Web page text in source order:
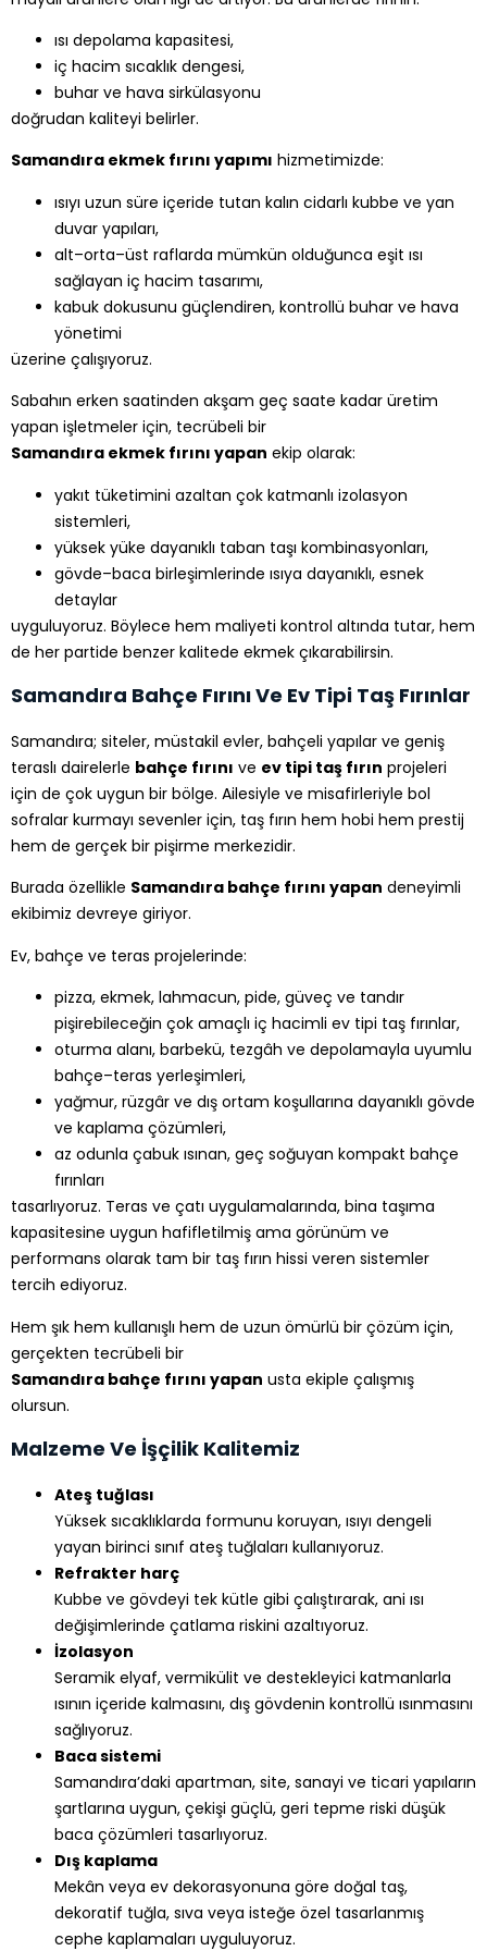
ısı depolama kapasitesi,
iç hacim sıcaklık dengesi,
buhar ve hava sirkülasyonu
doğrudan kaliteyi belirler.
Samandıra ekmek fırını yapımı hizmetimizde:
ısıyı uzun süre içeride tutan kalın cidarlı kubbe ve yan
duvar yapıları,
alt–orta–üst raflarda mümkün olduğunca eşit ısı
sağlayan iç hacim tasarımı,
kabuk dokusunu güçlendiren, kontrollü buhar ve hava
yönetimi
üzerine çalışıyoruz.
Sabahın erken saatinden akşam geç saate kadar üretim
yapan işletmeler için, tecrübeli bir
Samandıra ekmek fırını yapan ekip olarak:
yakıt tüketimini azaltan çok katmanlı izolasyon
sistemleri,
yüksek yüke dayanıklı taban taşı kombinasyonları,
gövde–baca birleşimlerinde ısıya dayanıklı, esnek
detaylar
uyguluyoruz. Böylece hem maliyeti kontrol altında tutar, hem
de her partide benzer kalitede ekmek çıkarabilirsin.
Samandıra Bahçe Fırını Ve Ev Tipi Taş Fırınlar
Samandıra; siteler, müstakil evler, bahçeli yapılar ve geniş
teraslı dairelerle bahçe fırını ve ev tipi taş fırın projeleri
için de çok uygun bir bölge. Ailesiyle ve misafirleriyle bol
sofralar kurmayı sevenler için, taş fırın hem hobi hem prestij
hem de gerçek bir pişirme merkezidir.
Burada özellikle Samandıra bahçe fırını yapan deneyimli
ekibimiz devreye giriyor.
Ev, bahçe ve teras projelerinde:
pizza, ekmek, lahmacun, pide, güveç ve tandır
pişirebileceğin çok amaçlı iç hacimli ev tipi taş fırınlar,
oturma alanı, barbekü, tezgâh ve depolamayla uyumlu
bahçe–teras yerleşimleri,
yağmur, rüzgâr ve dış ortam koşullarına dayanıklı gövde
ve kaplama çözümleri,
az odunla çabuk ısınan, geç soğuyan kompakt bahçe
fırınları
tasarlıyoruz. Teras ve çatı uygulamalarında, bina taşıma
kapasitesine uygun hafifletilmiş ama görünüm ve
performans olarak tam bir taş fırın hissi veren sistemler
tercih ediyoruz.
Hem şık hem kullanışlı hem de uzun ömürlü bir çözüm için,
gerçekten tecrübeli bir
Samandıra bahçe fırını yapan usta ekiple çalışmış
olursun.
Malzeme Ve İşçilik Kalitemiz
Ateş tuğlası
Yüksek sıcaklıklarda formunu koruyan, ısıyı dengeli
yayan birinci sınıf ateş tuğlaları kullanıyoruz.
Refrakter harç
Kubbe ve gövdeyi tek kütle gibi çalıştırarak, ani ısı
değişimlerinde çatlama riskini azaltıyoruz.
İzolasyon
Seramik elyaf, vermikülit ve destekleyici katmanlarla
ısının içeride kalmasını, dış gövdenin kontrollü ısınmasını
sağlıyoruz.
Baca sistemi
Samandıra’daki apartman, site, sanayi ve ticari yapıların
şartlarına uygun, çekişi güçlü, geri tepme riski düşük
baca çözümleri tasarlıyoruz.
Dış kaplama
Mekân veya ev dekorasyonuna göre doğal taş,
dekoratif tuğla, sıva veya isteğe özel tasarlanmış
cephe kaplamaları uyguluyoruz.